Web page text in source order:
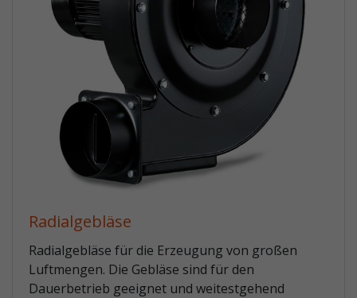
Radialgebläse
Radialgebläse für die Erzeugung von großen
Luftmengen. Die Gebläse sind für den
Dauerbetrieb geeignet und weitestgehend